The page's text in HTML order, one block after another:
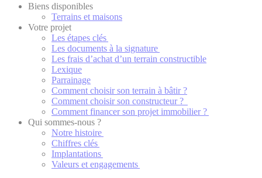
Biens disponibles
Terrains et maisons
Votre projet
Les étapes clés
Les documents à la signature
Les frais d’achat d’un terrain constructible
Lexique
Parrainage
Comment choisir son terrain à bâtir ?
Comment choisir son constructeur ?
Comment financer son projet immobilier ?
Qui sommes-nous ?
Notre histoire
Chiffres clés
Implantations
Valeurs et engagements